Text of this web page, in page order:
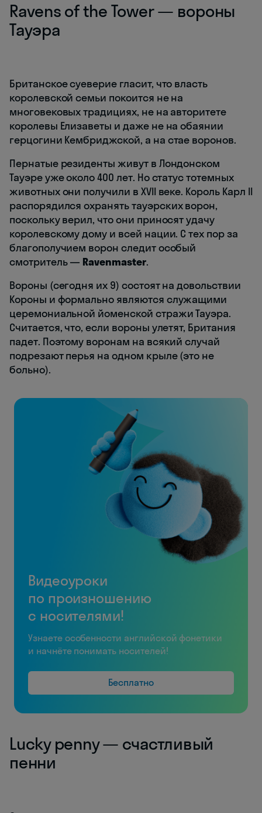
Ravens of the Tower — вороны
Тауэра
Британское суеверие гласит, что власть
королевской семьи покоится не на
многовековых традициях, не на авторитете
королевы Елизаветы и даже не на обаянии
герцогини Кембриджской, а на стае воронов.
Пернатые резиденты живут в Лондонском
Тауэре уже около 400 лет. Но статус тотемных
животных они получили в XVII веке. Король Карл II
распорядился охранять тауэрских ворон,
поскольку верил, что они приносят удачу
королевскому дому и всей нации. С тех пор за
благополучием ворон следит особый
смотритель — Ravenmaster.
Вороны (сегодня их 9) состоят на довольствии
Короны и формально являются служащими
церемониальной йоменской стражи Тауэра.
Считается, что, если вороны улетят, Британия
падет. Поэтому воронам на всякий случай
подрезают перья на одном крыле (это не
больно).
Видеоуроки
по произношению
с носителями!
Узнаете особенности английской фонетики
и начнёте понимать носителей!
Бесплатно
Lucky penny — счастливый
пенни